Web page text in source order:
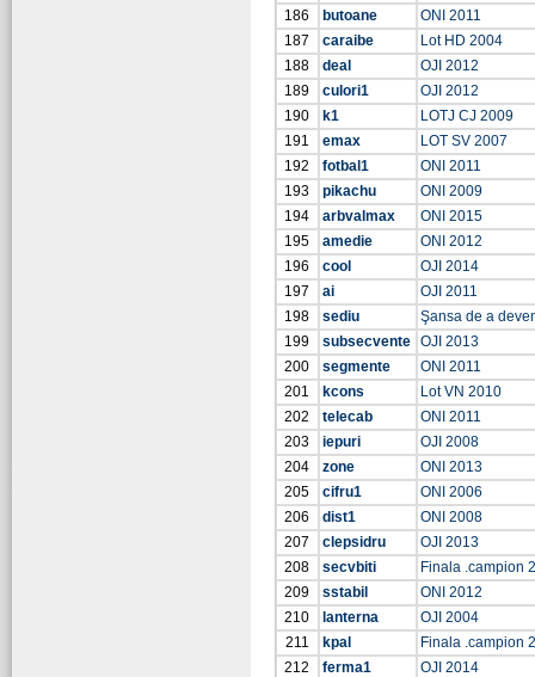
186
butoane
ONI 2011
187
caraibe
Lot HD 2004
188
deal
OJI 2012
189
culori1
OJI 2012
190
k1
LOTJ CJ 2009
191
emax
LOT SV 2007
192
fotbal1
ONI 2011
193
pikachu
ONI 2009
194
arbvalmax
ONI 2015
195
amedie
ONI 2012
196
cool
OJI 2014
197
ai
OJI 2011
198
sediu
Şansa de a
199
subsecvente OJI 2013
200
segmente
ONI 2011
201
kcons
Lot VN 2010
202
telecab
ONI 2011
203
iepuri
OJI 2008
204
zone
ONI 2013
205
cifru1
ONI 2006
206
dist1
ONI 2008
207
clepsidru
OJI 2013
208
secvbiti
Finala .campion
209
sstabil
ONI 2012
210
lanterna
OJI 2004
211
kpal
Finala .campion
212
ferma1
OJI 2014